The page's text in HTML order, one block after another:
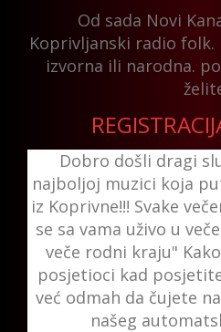
Od sada Novi
Koprivljanski radio
izvorna ili narodna.
Dobro došli dragi
najboljoj muzici koja
iz Koprivne!!! Svake
se sa vama uživo u
veče rodni kraju"
posjetioci kad
već odmah da čujete
našeg